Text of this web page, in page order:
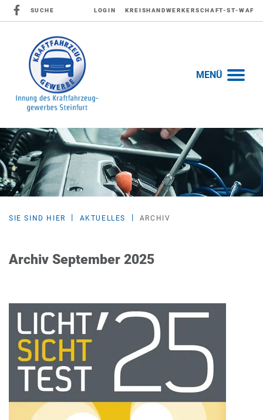
SUCHE LOGIN KREISHANDWERKERSCHAFT-ST-WAF
MENÜ
SIE SIND HIER AKTUELLES ARCHIV
Archiv September 2025